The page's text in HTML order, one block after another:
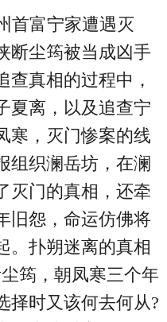
首富宁家遭遇灭
断尘筠被当成凶手
查真相的过程中，
夏离，以及追查宁
寒，灭门惨案的线
组织澜岳坊，在澜
灭门的真相，还牵
旧怨，命运仿佛将
。扑朔迷离的真相
筠，朝凤寒三个年
择时又该何去何从?